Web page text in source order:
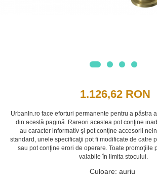
1.126,62 RON
UrbanIn.ro face eforturi permanente pentru a păstra
din acestă pagină. Rareori acestea pot conţine
au caracter informativ şi pot conţine accesorii
standard, unele specificaţii pot fi modificate de catre
sau pot conţine erori de operare. Toate promoţiile
valabile în limita stocului.
Culoare: auriu